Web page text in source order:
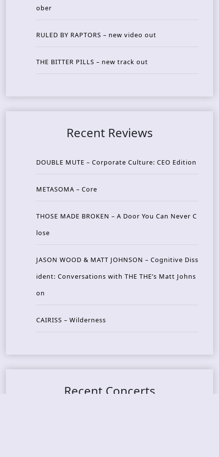
ober
RULED BY RAPTORS – new video out
THE BITTER PILLS – new track out
Recent Reviews
DOUBLE MUTE – Corporate Culture: CEO Edition
METASOMA – Core
THOSE MADE BROKEN – A Door You Can Never C
lose
JASON WOOD & MATT JOHNSON – Cognitive Diss
ident: Conversations with THE THE’s Matt Johns
on
CAIRISS – Wilderness
Recent Concerts